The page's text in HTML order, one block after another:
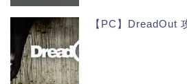
【PC】DreadOut